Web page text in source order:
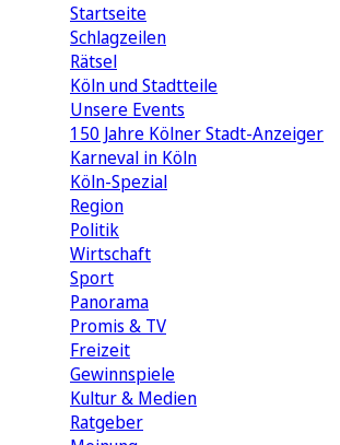
Startseite
Schlagzeilen
Rätsel
Köln und Stadtteile
Unsere Events
150 Jahre Kölner Stadt-Anzeiger
Karneval in Köln
Köln-Spezial
Region
Politik
Wirtschaft
Sport
Panorama
Promis & TV
Freizeit
Gewinnspiele
Kultur & Medien
Ratgeber